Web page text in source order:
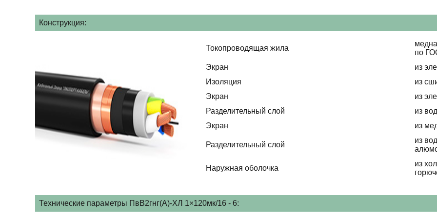
Конструкция:
Токопроводящая жила
по
Экран
из
Изоляция
из
Экран
из
Разделительный слой
из
Экран
из
Разделительный слой
из
Наружная оболочка
из
Технические параметры ПвВ2гнг(А)-ХЛ 1×120мк/16 - 6: